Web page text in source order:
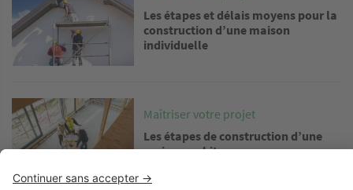
Les étapes et délais moyens pour la
construction d’une maison
individuelle
Image
Maîtriser votre projet
Les étapes de construction d’une
maison en kit